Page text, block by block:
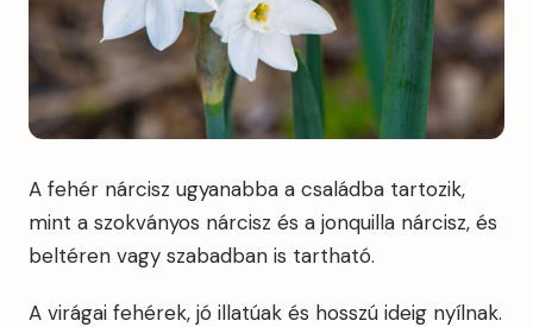
A fehér nárcisz ugyanabba a családba tartozik,
mint a szokványos nárcisz és a jonquilla nárcisz, és
beltéren vagy szabadban is tartható.
A virágai fehérek, jó illatúak és hosszú ideig nyílnak.